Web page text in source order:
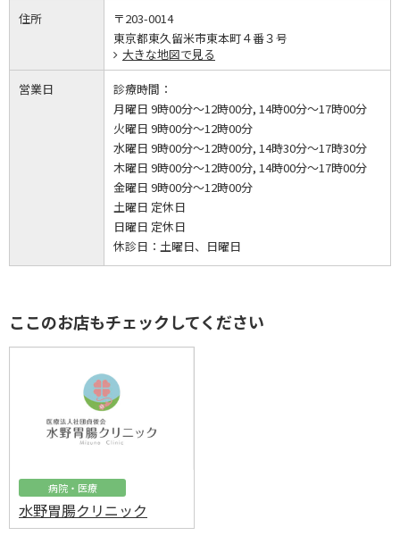
住所
〒203-0014
東京都東久留米市東本町４番３号
大きな地図で見る
営業日
診療時間：
月曜日 9時00分～12時00分, 14時00分～17時00分
火曜日 9時00分～12時00分
水曜日 9時00分～12時00分, 14時30分～17時30分
木曜日 9時00分～12時00分, 14時00分～17時00分
金曜日 9時00分～12時00分
土曜日 定休日
日曜日 定休日
休診日： 土曜日、日曜日
ここのお店もチェックしてください
病院・医療
水野胃腸クリニック